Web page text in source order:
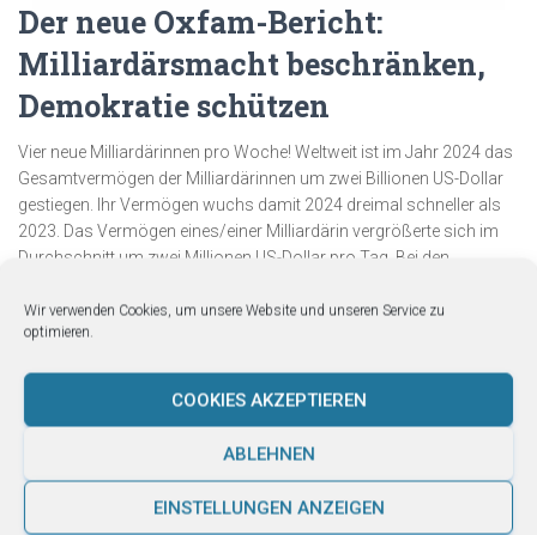
Wir verwenden Cookies, um unsere Website und unseren Service zu
optimieren.
COOKIES AKZEPTIEREN
ABLEHNEN
EINSTELLUNGEN ANZEIGEN
Der neue Oxfam-Bericht:
Milliardärsmacht beschränken,
Demokratie schützen
Vier neue Milliardärinnen pro Woche! Weltweit ist im Jahr 2024 das
Gesamtvermögen der Milliardärinnen um zwei Billionen US-Dollar
gestiegen. Ihr Vermögen wuchs damit 2024 dreimal schneller als
2023. Das Vermögen eines/einer Milliardärin vergrößerte sich im
Durchschnitt um zwei Millionen US-Dollar pro Tag. Bei den
Bankverbindung